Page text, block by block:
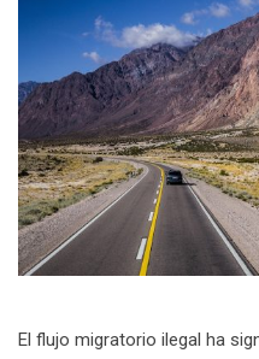
El flujo migratorio ilegal ha